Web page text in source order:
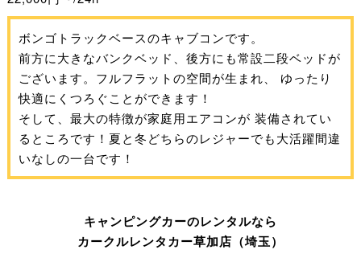
ボンゴトラックベースのキャブコンです。
前方に大きなバンクベッド、後方にも常設二段ベッドが
ございます。フルフラットの空間が生まれ、 ゆったり
快適にくつろぐことができます！
そして、最大の特徴が家庭用エアコンが 装備されてい
るところです！夏と冬どちらのレジャーでも大活躍間違
いなしの一台です！
キャンピングカーのレンタルなら
カークルレンタカー草加店（埼玉）